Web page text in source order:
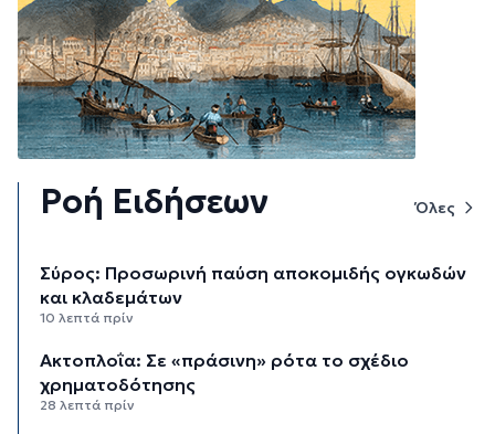
Ροή Ειδήσεων Όλες
Σύρος: Προσωρινή παύση αποκομιδής ογκωδών
και κλαδεμάτων
10 λεπτά πρίν
Aκτοπλοΐα: Σε «πράσινη» ρότα το σχέδιο
χρηματοδότησης
28 λεπτά πρίν